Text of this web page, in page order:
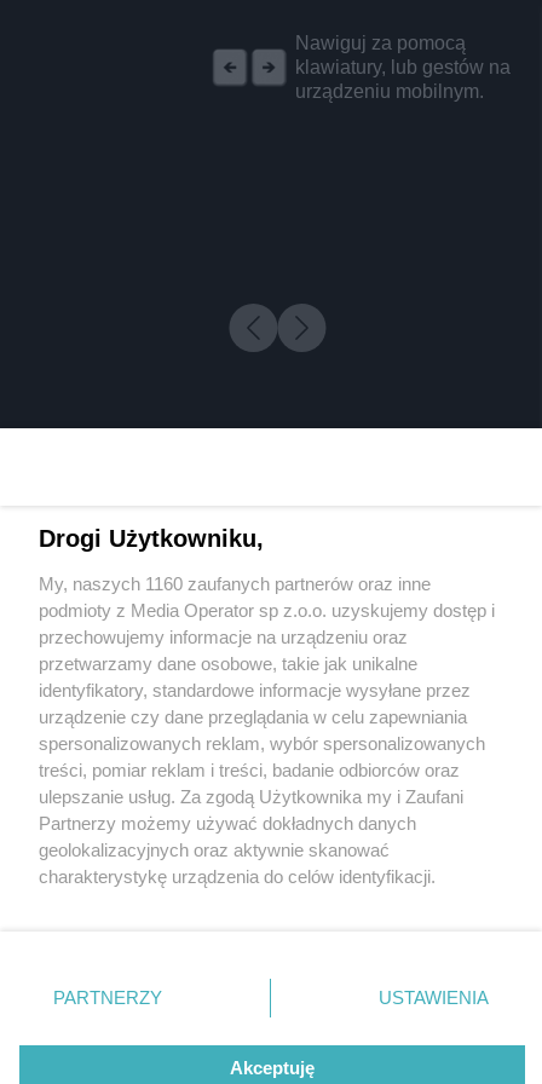
Nawiguj za pomocą
klawiatury, lub gestów na
urządzeniu mobilnym.
6 / 0
Wydawca mediów lokalnych
Nie zapomnij
zapoznać się z:
polityką prywatności regulamin korzystania z portali
Twojemiasto
Piekary Śląskie
Chorzów
Tarnowskie Góry
Gliwice
Skontakuj sięz nami
Kontakt
Wydawca
Redakcja
Drogi Użytkowniku,
My, naszych 1160 zaufanych partnerów oraz inne
podmioty z Media Operator sp z.o.o. uzyskujemy dostęp i
przechowujemy informacje na urządzeniu oraz
przetwarzamy dane osobowe, takie jak unikalne
identyfikatory, standardowe informacje wysyłane przez
urządzenie czy dane przeglądania w celu zapewniania
spersonalizowanych reklam, wybór spersonalizowanych
treści, pomiar reklam i treści, badanie odbiorców oraz
ulepszanie usług. Za zgodą Użytkownika my i Zaufani
Partnerzy możemy używać dokładnych danych
geolokalizacyjnych oraz aktywnie skanować
charakterystykę urządzenia do celów identyfikacji.
zmienić/wycofać klikając przycisk ustawień prywatności
znajdujący się w lewym dolnym rogu strony
rodzaje przetwarzania danych nie wymagają zgody
użytkownika, ale masz prawo sprzeciwić się takiemu
PARTNERZY USTAWIENIA
Akceptuję